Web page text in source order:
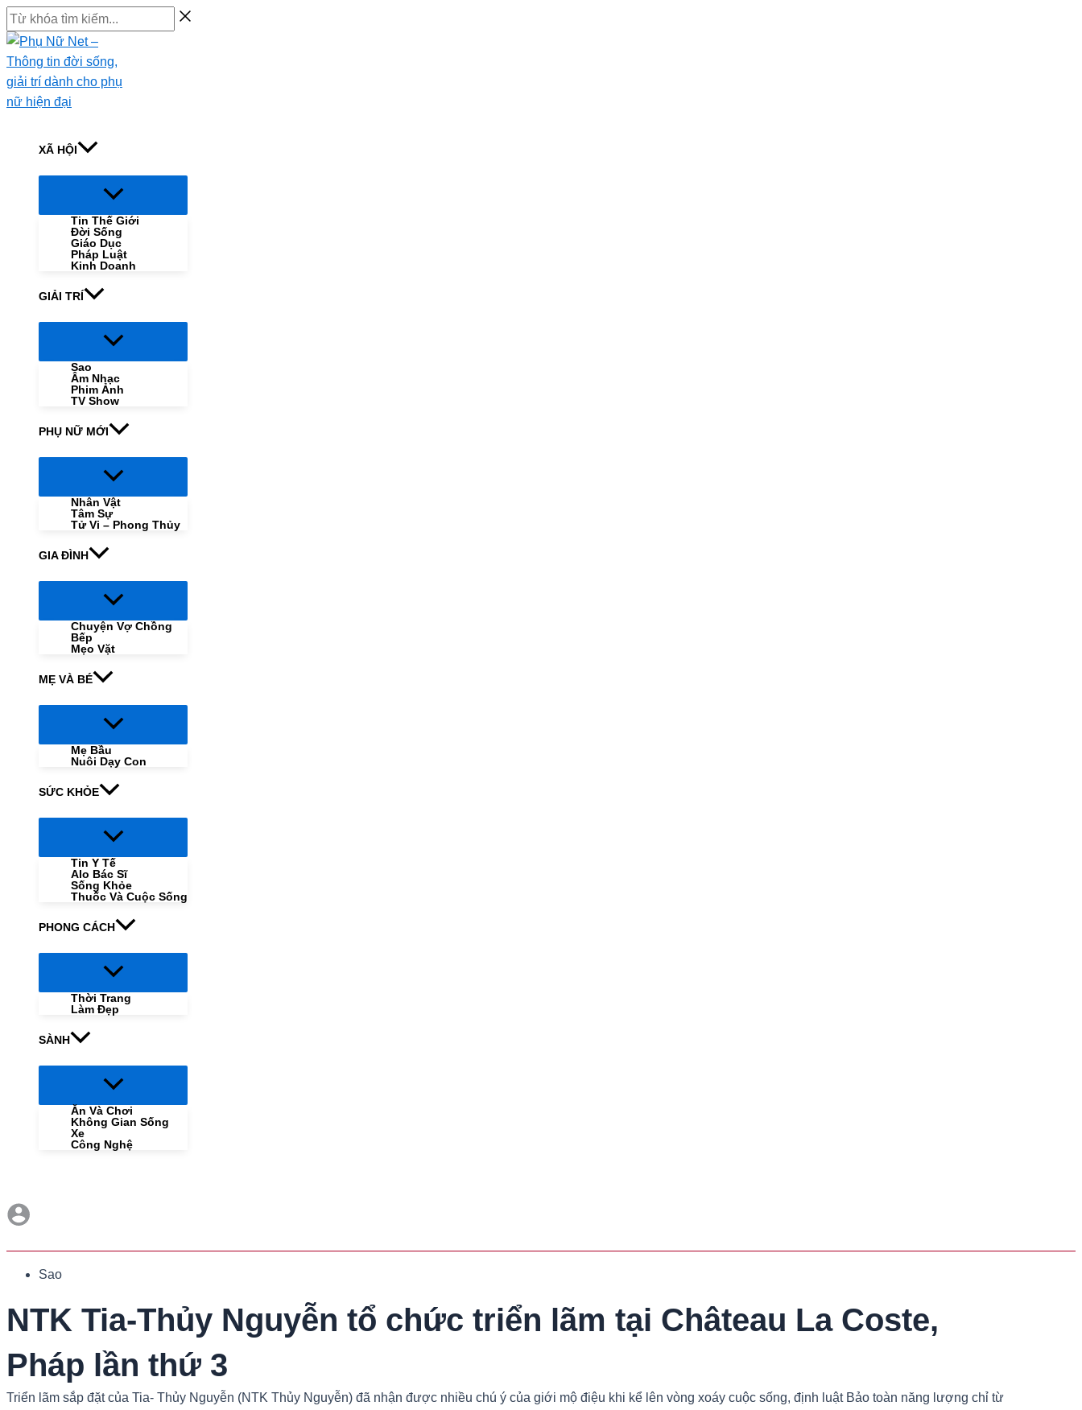
Skip
to
content
Từ
khóa
tìm
kiếm...
XÃ HỘI
Menu
Tin Thế Giới
Đời Sống
Giáo Dục
Pháp Luật
Kinh Doanh
GIẢI TRÍ
Menu
Sao
Âm Nhạc
Phim Ảnh
TV Show
PHỤ NỮ MỚI
Menu
Nhân Vật
Tâm Sự
Tử Vi – Phong Thủy
GIA ĐÌNH
Menu
Chuyện Vợ Chồng
Bếp
Mẹo Vặt
MẸ VÀ BÉ
Menu
Mẹ Bầu
Nuôi Dạy Con
SỨC KHỎE
Menu
Tin Y Tế
Alo Bác Sĩ
Sống Khỏe
Thuốc Và Cuộc Sống
PHONG CÁCH
Menu
Thời Trang
Làm Đẹp
SÀNH
Menu
Ăn Và Chơi
Không Gian Sống
Xe
Công Nghệ
Sao
NTK Tia-Thủy Nguyễn tổ chức triển lãm tại Château La Coste,
Pháp lần thứ 3
Triển lãm sắp đặt của Tia- Thủy Nguyễn (NTK Thủy Nguyễn) đã nhận được nhiều chú ý của giới mộ điệu khi kể lên vòng xoáy cuộc sống, định luật Bảo toàn năng lượng chỉ từ